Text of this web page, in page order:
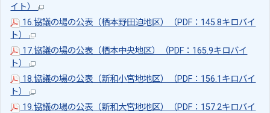
イト）
16.協議の場の公表（栖本野田迫地区）（PDF：145.8キロバイ
ト）
17.協議の場の公表（栖本中央地区）（PDF：165.9キロバイ
ト）
18.協議の場の公表（新和小宮地地区）（PDF：156.1キロバイ
ト）
19.協議の場の公表（新和大宮地地区）（PDF：157.2キロバイ